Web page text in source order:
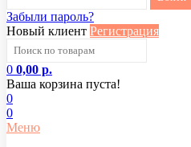
Забыли пароль?
Новый клиент Регистрация
0 0,00 р.
Ваша корзина пуста!
0
0
Меню